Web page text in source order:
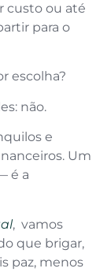
custo ou até
para o
escolha?
não.
e
Um
é a
, vamos
que brigar,
paz, menos